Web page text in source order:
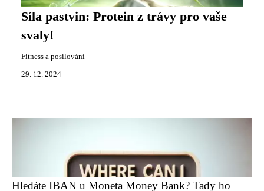
Síla pastvin: Protein z trávy pro vaše
svaly!
Fitness a posilování
29. 12. 2024
Hledáte IBAN u Moneta Money Bank? Tady ho